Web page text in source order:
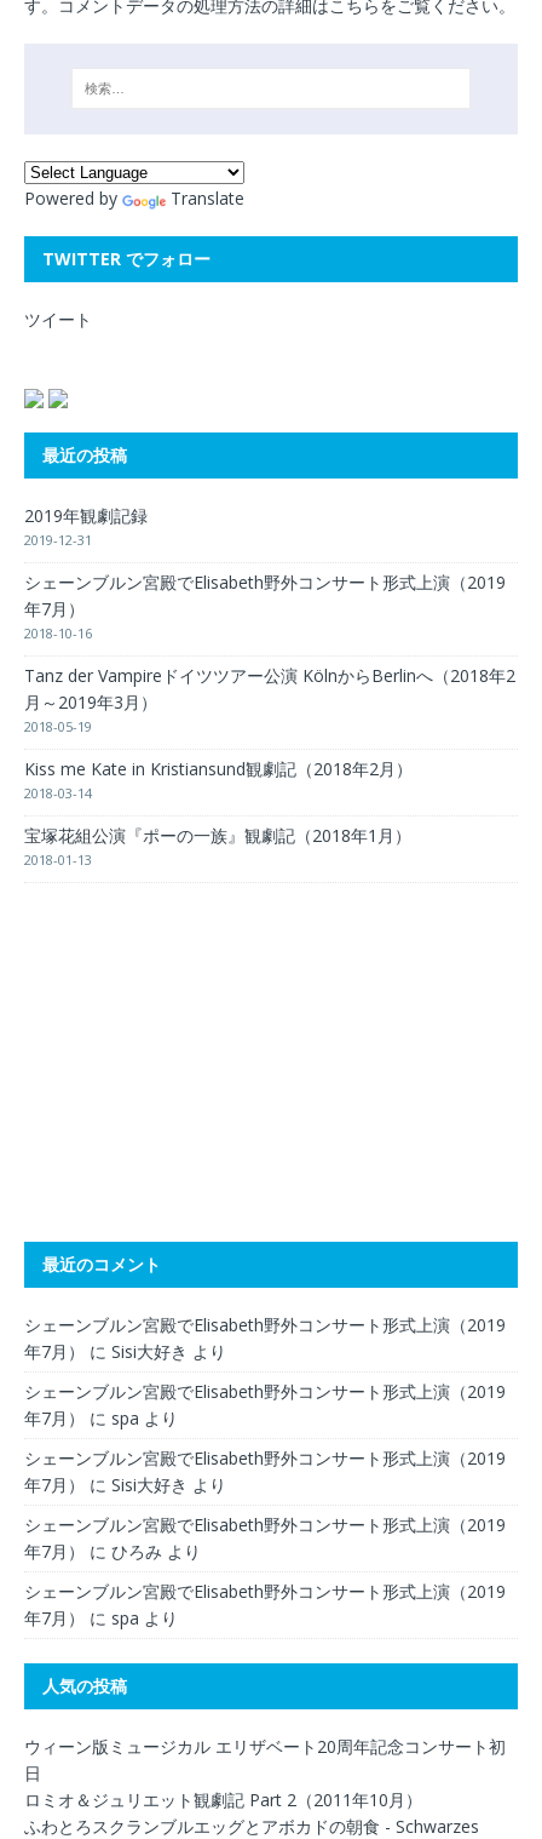
す。 コメントデータの処理方法の詳細はこちらをご覧ください。
Powered by Translate
TWITTER でフォロー
ツイート
最近の投稿
2019年観劇記録
2019-12-31
シェーンブルン宮殿でElisabeth野外コンサート形式上演（2019
年7月）
2018-10-16
Tanz der Vampireドイツツアー公演 KölnからBerlinへ（2018年2
月～2019年3月）
2018-05-19
Kiss me Kate in Kristiansund観劇記（2018年2月）
2018-03-14
宝塚花組公演『ポーの一族』観劇記（2018年1月）
2018-01-13
最近のコメント
シェーンブルン宮殿でElisabeth野外コンサート形式上演（2019
年7月）
に Sisi大好き より
シェーンブルン宮殿でElisabeth野外コンサート形式上演（2019
年7月）
に spa より
シェーンブルン宮殿でElisabeth野外コンサート形式上演（2019
年7月）
に Sisi大好き より
シェーンブルン宮殿でElisabeth野外コンサート形式上演（2019
年7月）
に ひろみ より
シェーンブルン宮殿でElisabeth野外コンサート形式上演（2019
年7月）
に spa より
人気の投稿
ウィーン版ミュージカル エリザベート20周年記念コンサート初
日
ロミオ＆ジュリエット観劇記 Part 2（2011年10月）
ふわとろスクランブルエッグとアボカドの朝食 - Schwarzes